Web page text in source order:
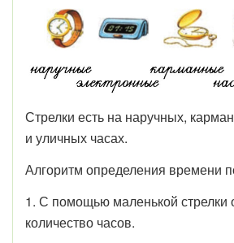
Стрелки есть на наручных,
и уличных часах.
Алгоритм определения времени
1. С помощью маленькой стрелки
количество часов.